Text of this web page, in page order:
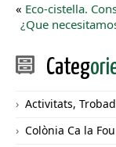
« Eco-cistella.
¿Que
Categ
Activitats,
Colònia Ca la Fou